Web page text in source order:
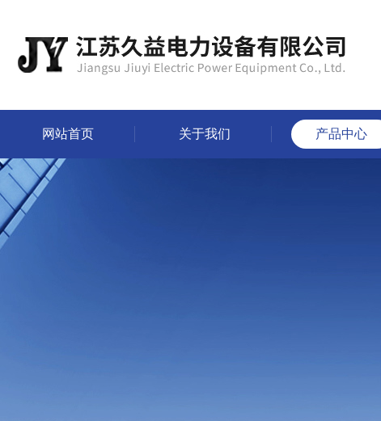
网站首页 关于我们 产品中心